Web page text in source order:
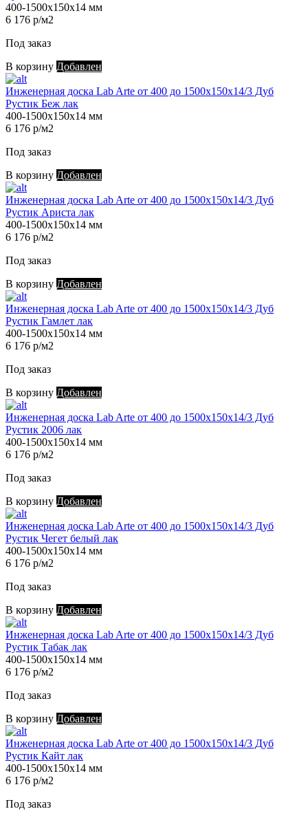
400-1500х150х14 мм
6 176 р/м2
Под заказ
В корзину Добавлен
Инженерная доска Lab Arte от 400 до 1500х150х14/3 Дуб
Рустик Беж лак
400-1500х150х14 мм
6 176 р/м2
Под заказ
В корзину Добавлен
Инженерная доска Lab Arte от 400 до 1500х150х14/3 Дуб
Рустик Ариста лак
400-1500х150х14 мм
6 176 р/м2
Под заказ
В корзину Добавлен
Инженерная доска Lab Arte от 400 до 1500х150х14/3 Дуб
Рустик Гамлет лак
400-1500х150х14 мм
6 176 р/м2
Под заказ
В корзину Добавлен
Инженерная доска Lab Arte от 400 до 1500х150х14/3 Дуб
Рустик 2006 лак
400-1500х150х14 мм
6 176 р/м2
Под заказ
В корзину Добавлен
Инженерная доска Lab Arte от 400 до 1500х150х14/3 Дуб
Рустик Чегет белый лак
400-1500х150х14 мм
6 176 р/м2
Под заказ
В корзину Добавлен
Инженерная доска Lab Arte от 400 до 1500х150х14/3 Дуб
Рустик Табак лак
400-1500х150х14 мм
6 176 р/м2
Под заказ
В корзину Добавлен
Инженерная доска Lab Arte от 400 до 1500х150х14/3 Дуб
Рустик Кайт лак
400-1500х150х14 мм
6 176 р/м2
Под заказ